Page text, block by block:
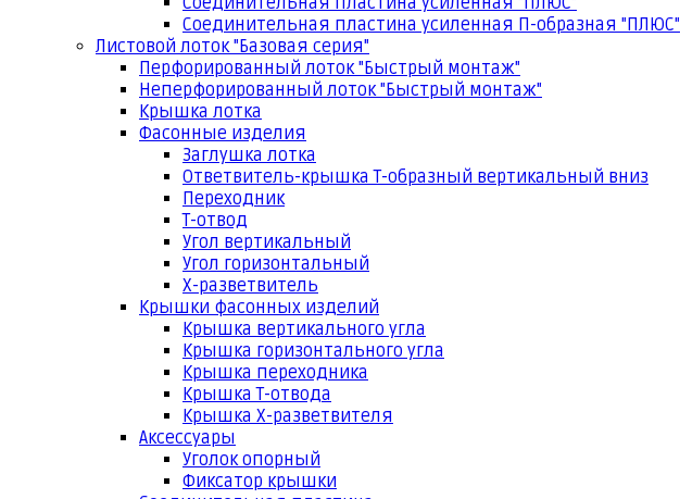
Соединительная пластина усиленная П-образная "ПЛЮС"
Листовой лоток "Базовая серия"
Перфорированный лоток "Быстрый монтаж"
Неперфорированный лоток "Быстрый монтаж"
Крышка лотка
Фасонные изделия
Заглушка лотка
Ответвитель-крышка Т-образный вертикальный вниз
Переходник
Т-отвод
Угол вертикальный
Угол горизонтальный
Х-разветвитель
Крышки фасонных изделий
Крышка вертикального угла
Крышка горизонтального угла
Крышка переходника
Крышка Т-отвода
Крышка Х-разветвителя
Аксессуары
Уголок опорный
Фиксатор крышки